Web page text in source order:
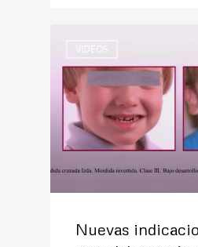
VIDEOS
Nuevas